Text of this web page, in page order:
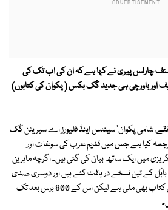
چارلس پیری نے کہا ہے کہ ان کی اب تک کی
اور باورچی ہی جدید کُک بکس ( پکوان کی کتابوں)
شامی پکوان' سینٹس اینڈ فلیورز اے سیریئن کُک
کیا ہے جس میں قدیم عرب کی سوغات اور
میں ایک ساتھ بیان کی گئی ہیں۔ اگرچہ ماہرین
کے تین نسخے دریافت کئے ہیں اور دوسری صدی
عیسوی میں ایک رومی پکوان کی کتاب بھی ملی ہے لیکن اس کے 800 برس بعد تک